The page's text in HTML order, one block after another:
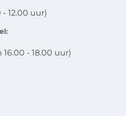
12.00 uur)
- 18.00 uur)